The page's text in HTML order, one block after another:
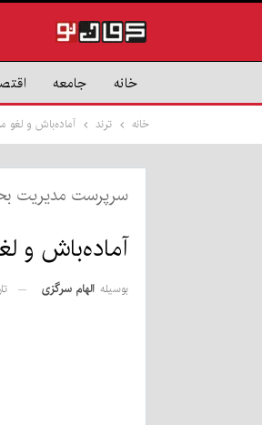
خانه جامعه
خانه ترند آماده‌باش و لغو
سرپرست مدیریت
آماده‌باش و
بوسیله الهام سرگزی